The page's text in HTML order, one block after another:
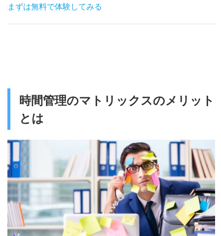
まずは無料で体験してみる
時間管理のマトリックスのメリット
とは